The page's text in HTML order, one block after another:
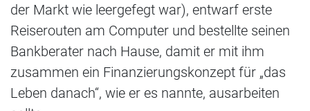
der Markt wie leergefegt war), entwarf erste
Reiserouten am Computer und bestellte seinen
Bankberater nach Hause, damit er mit ihm
zusammen ein Finanzierungskonzept für „das
Leben danach“, wie er es nannte, ausarbeiten